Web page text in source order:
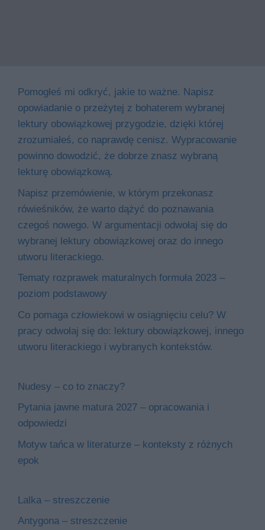
Pomogłeś mi odkryć, jakie to ważne. Napisz
opowiadanie o przeżytej z bohaterem wybranej
lektury obowiązkowej przygodzie, dzięki której
zrozumiałeś, co naprawdę cenisz. Wypracowanie
powinno dowodzić, że dobrze znasz wybraną
lekturę obowiązkową.
Napisz przemówienie, w którym przekonasz
rówieśników, że warto dążyć do poznawania
czegoś nowego. W argumentacji odwołaj się do
wybranej lektury obowiązkowej oraz do innego
utworu literackiego.
Tematy rozprawek maturalnych formuła 2023 –
poziom podstawowy
Co pomaga człowiekowi w osiągnięciu celu? W
pracy odwołaj się do: lektury obowiązkowej, innego
utworu literackiego i wybranych kontekstów.
Nudesy – co to znaczy?
Pytania jawne matura 2027 – opracowania i
odpowiedzi
Motyw tańca w literaturze – konteksty z różnych
epok
Lalka – streszczenie
Antygona – streszczenie